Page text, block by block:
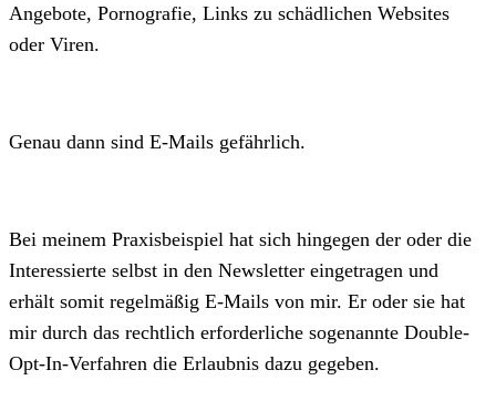
Angebote, Pornografie, Links zu schädlichen Websites
oder Viren.
Genau dann sind E-Mails gefährlich.
Bei meinem Praxisbeispiel hat sich hingegen der oder die
Interessierte selbst in den Newsletter eingetragen und
erhält somit regelmäßig E-Mails von mir. Er oder sie hat
mir durch das rechtlich erforderliche sogenannte Double-
Opt-In-Verfahren die Erlaubnis dazu gegeben.